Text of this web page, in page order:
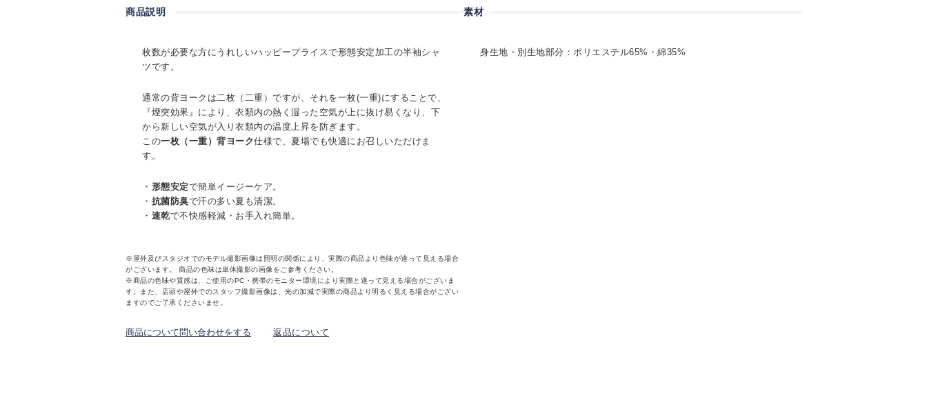
商品説明
枚数が必要な方にうれしいハッピープライスで形態安定加工の半袖シャ
ツです。
通常の背ヨークは二枚（二重）ですが、それを一枚(一重)にすることで、
『煙突効果』により、衣類内の熱く湿った空気が上に抜け易くなり、下
から新しい空気が入り衣類内の温度上昇を防ぎます。
この一枚（一重）背ヨーク仕様で、夏場でも快適にお召しいただけま
す。
・ 形態安定で簡単イージーケア。
・ 抗菌防臭で汗の多い夏も清潔。
・ 速乾で不快感軽減・お手入れ簡単。
※屋外及びスタジオでのモデル撮影画像は照明の関係により、実際の商品より色味が違って見える場合
がございます。 商品の色味は単体撮影の画像をご参考ください。
※商品の色味や質感は、ご使用のPC・携帯のモニター環境により実際と違って見える場合がございま
す。また、店頭や屋外でのスタッフ撮影画像は、光の加減で実際の商品より明るく見える場合がござい
ますのでご了承くださいませ。
商品について問い合わせをする 返品について
素材
身生地・別生地部分：ポリエステル65%・綿35%